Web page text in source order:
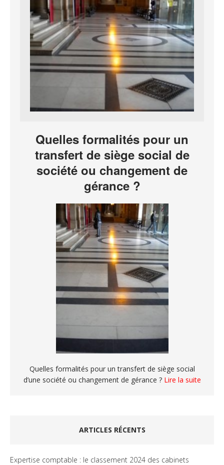
Quelles formalités pour un
transfert de siège social de
société ou changement de
gérance ?
Quelles formalités pour un transfert de siège social
d’une société ou changement de gérance ? Lire la suite
ARTICLES RÉCENTS
Expertise comptable : le classement 2024 des cabinets